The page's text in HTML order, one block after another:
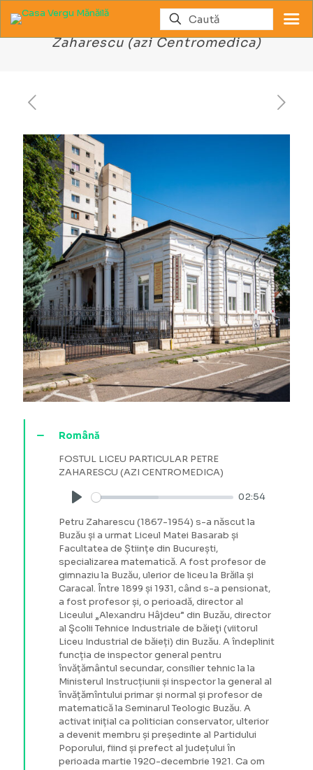
Fostul liceu particular Petre
Zaharescu (azi Centromedica)
Română
FOSTUL LICEU PARTICULAR PETRE
ZAHARESCU (AZI CENTROMEDICA)
Play
02:54
Petru Zaharescu (1867-1954) s-a născut la
Buzău și a urmat Liceul Matei Basarab și
Facultatea de Științe din București,
specializarea matematică. A fost profesor de
gimnaziu la Buzău, ulerior de liceu la Brăila și
Caracal. Între 1899 și 1931, când s-a pensionat,
a fost profesor și, o perioadă, director al
Liceului „Alexandru Hâjdeu” din Buzău, director
al Şcolii Tehnice Industriale de băieţi (viitorul
Liceu Industrial de băieți) din Buzău. A îndeplinit
funcția de inspector general pentru
învățământul secundar, consilier tehnic la la
Ministerul Instrucțiunii și inspector la general al
învățămîntului primar și normal și profesor de
matematică la Seminarul Teologic Buzău. A
activat inițial ca politician conservator, ulterior
a devenit membru și președinte al Partidului
Poporului, fiind și prefect al județului în
perioada martie 1920-decembrie 1921. Ca om